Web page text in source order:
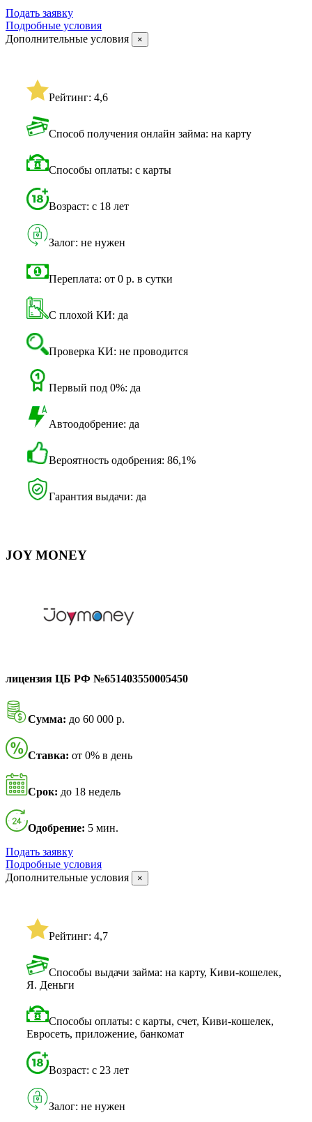
Подать заявку
Подробные условия
Дополнительные условия
×
Рейтинг: 4,6
Способ получения онлайн займа: на карту
Способы оплаты: с карты
Возраст: с 18 лет
Залог: не нужен
Переплата: от 0 р. в сутки
С плохой КИ: да
Проверка КИ: не проводится
Первый под 0%: да
Автоодобрение: да
Вероятность одобрения: 86,1%
Гарантия выдачи: да
JOY MONEY
лицензия ЦБ РФ №651403550005450
Сумма: до 60 000 р.
Ставка: от 0% в день
Срок: до 18 недель
Одобрение: 5 мин.
Подать заявку
Подробные условия
Дополнительные условия
×
Рейтинг: 4,7
Способы выдачи займа: на карту, Киви-кошелек,
Я. Деньги
Способы оплаты: с карты, счет, Киви-кошелек,
Евросеть, приложение, банкомат
Возраст: с 23 лет
Залог: не нужен